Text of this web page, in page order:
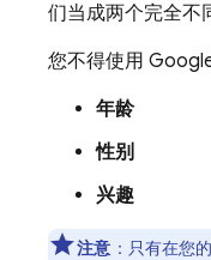
们当成两个完全不
您不得使用
年龄
性别
兴趣
注意 ： 只有在您